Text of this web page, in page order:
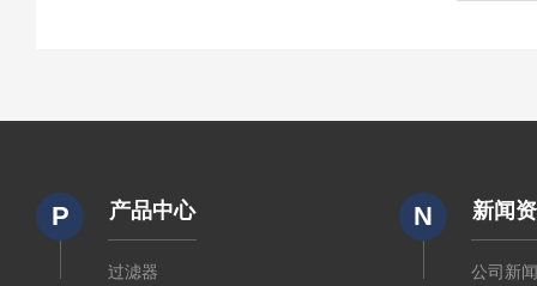
P 产品中心
过滤器
N 新闻
公司新